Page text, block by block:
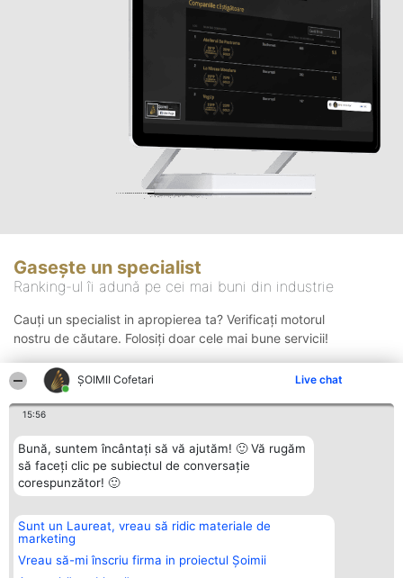
ȘOIMII Cofetari Live chat
15:56
Bună, suntem încântați să vă ajutăm! 🙂 Vă rugăm
să faceți clic pe subiectul de conversație
corespunzător! 🙂
Sunt un Laureat, vreau să ridic materiale de
marketing
Vreau să-mi înscriu firma in proiectul Șoimii
Gasește un specialist
Ranking-ul îi adună pe cei mai buni din industrie
Cauți un specialist in apropierea ta? Verificați motorul
nostru de căutare. Folosiți doar cele mai bune servicii!
Organizator Ranking
BRIGHT SOLUTIONS BR SRL
Aleea Timisul De Sus 2 Bl. A30
Sc. A Et. 4 Ap. 13 Cod 061952
Plebiscyt
Lista Tuturor
Laureaților
Contact